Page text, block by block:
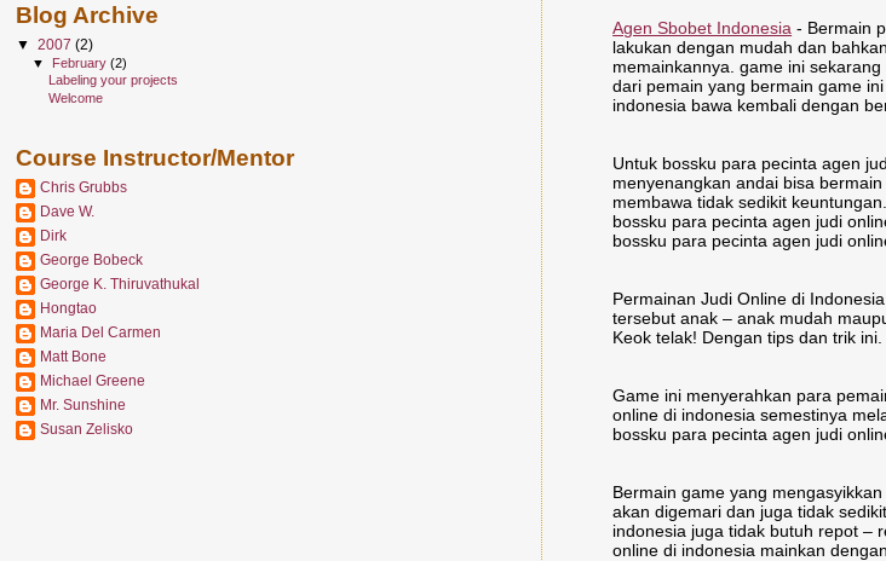
Agen Sbobet Indonesia - Bermain
lakukan dengan mudah dan
memainkannya. game ini
dari pemain yang bermain game
indonesia bawa kembali dengan
Untuk bossku para pecinta agen
menyenangkan andai bisa
membawa tidak sedikit
bossku para pecinta agen judi
bossku para pecinta agen judi
Permainan Judi Online di
tersebut anak – anak mudah
Keok telak! Dengan tips dan trik
Game ini menyerahkan para
online di indonesia semestinya
bossku para pecinta agen judi
Bermain game yang
akan digemari dan juga tidak
indonesia juga tidak butuh repot –
online di indonesia mainkan
Blog Archive
▼ 2007 (2)
▼ February(2)
Labeling your projects
Welcome
Course Instructor/Mentor
Chris Grubbs
Dave W.
Dirk
George Bobeck
George K. Thiruvathukal
Hongtao
Maria Del Carmen
Matt Bone
Michael Greene
Mr. Sunshine
Susan Zelisko